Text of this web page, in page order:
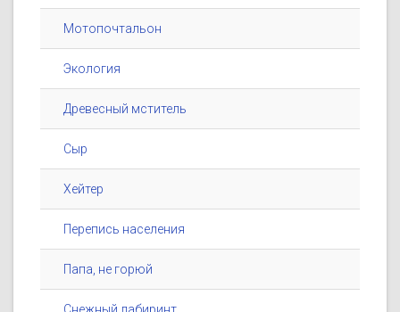
Мотопочтальон
Экология
Древесный мститель
Сыр
Хейтер
Перепись населения
Папа, не горюй